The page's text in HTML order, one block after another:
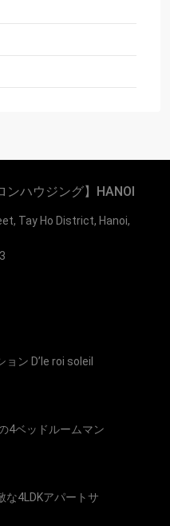
ンハウジング】HANOI
Tay Ho District, Hanoi,
ン D’le roi soleil
4ベッドルームマン
な4LDKアパートサ